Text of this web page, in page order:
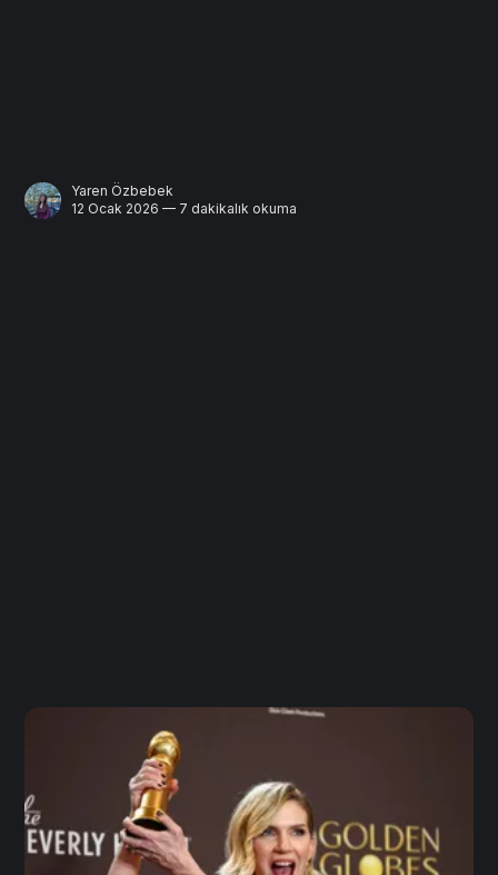
Yaren Özbebek
12 Ocak 2026 — 7 dakikalık okuma